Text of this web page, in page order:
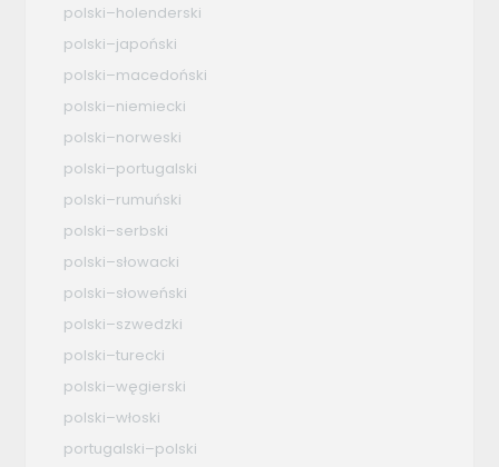
polski–holenderski
polski–japoński
polski–macedoński
polski–niemiecki
polski–norweski
polski–portugalski
polski–rumuński
polski–serbski
polski–słowacki
polski–słoweński
polski–szwedzki
polski–turecki
polski–węgierski
polski–włoski
portugalski–polski